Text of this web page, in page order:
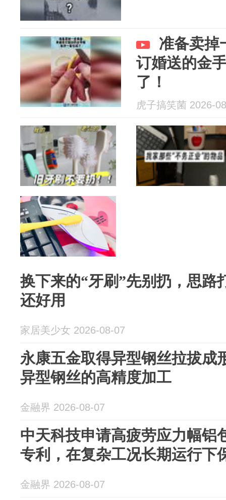
准备卖掉
订婚送的金
了！
虎子搞笑菌 2026-
换下来的“牙刷”先别扔，思路
还好用
家居美少女 2026-08-07
永康五金取得异型钢丝拉拔成
异型钢丝的高精度加工
金融界 2026-08-07
中天科技申请高疲劳应力幅铝
专利，在复杂工况长期运行下
金融界 2026-08-07